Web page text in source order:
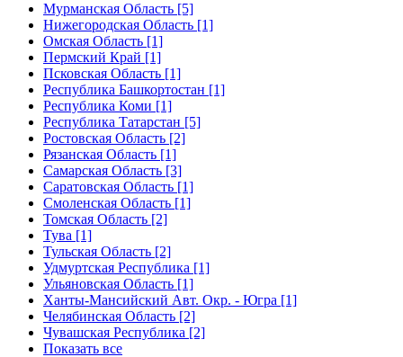
Мурманская Область [5]
Нижегородская Область [1]
Омская Область [1]
Пермский Край [1]
Псковская Область [1]
Республика Башкортостан [1]
Республика Коми [1]
Республика Татарстан [5]
Ростовская Область [2]
Рязанская Область [1]
Самарская Область [3]
Саратовская Область [1]
Смоленская Область [1]
Томская Область [2]
Тува [1]
Тульская Область [2]
Удмуртская Республика [1]
Ульяновская Область [1]
Ханты-Мансийский Авт. Окр. - Югра [1]
Челябинская Область [2]
Чувашская Республика [2]
Показать все